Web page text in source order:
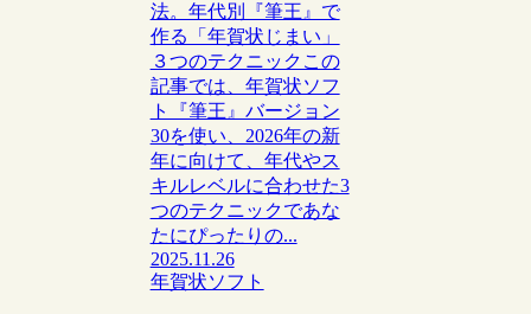
法。年代別『筆王』で
作る「年賀状じまい」
３つのテクニックこの
記事では、年賀状ソフ
ト『筆王』バージョン
30を使い、2026年の新
年に向けて、年代やス
キルレベルに合わせた3
つのテクニックであな
たにぴったりの...
2025.11.26
年賀状ソフト